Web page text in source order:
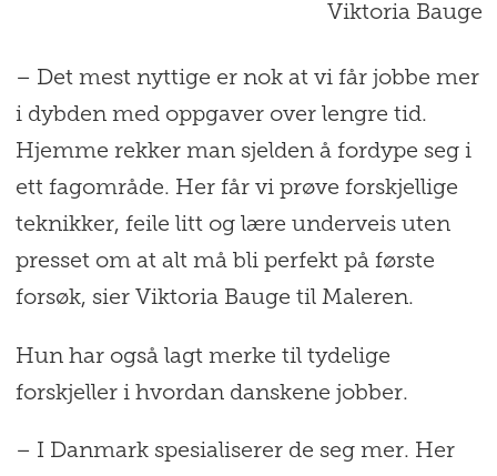
Viktoria Bauge
– Det mest nyttige er nok at vi får jobbe mer
i dybden med oppgaver over lengre tid.
Hjemme rekker man sjelden å fordype seg i
ett fagområde. Her får vi prøve forskjellige
teknikker, feile litt og lære underveis uten
presset om at alt må bli perfekt på første
forsøk, sier Viktoria Bauge til Maleren.
Hun har også lagt merke til tydelige
forskjeller i hvordan danskene jobber.
– I Danmark spesialiserer de seg mer. Her